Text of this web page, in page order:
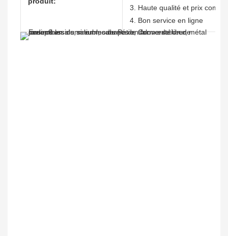
3. Haute qualité et prix
4. Bon service en ligne